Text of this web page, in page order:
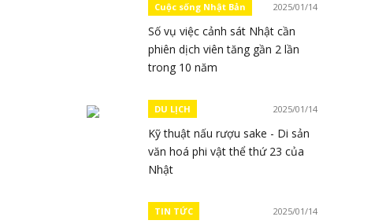
Cuộc sống Nhật Bản 2025/01/14
Số vụ việc cảnh sát Nhật cần
phiên dịch viên tăng gần 2 lần
trong 10 năm
DU LỊCH 2025/01/14
Kỹ thuật nấu rượu sake - Di sản
văn hoá phi vật thể thứ 23 của
Nhật
TIN TỨC 2025/01/14